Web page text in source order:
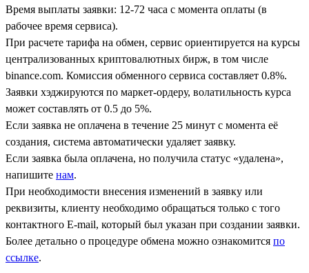
Время выплаты заявки: 12-72 часа с момента оплаты (в
рабочее время сервиса).
При расчете тарифа на обмен, сервис ориентируется на курсы
централизованных криптовалютных бирж, в том числе
binance.com. Комиссия обменного сервиса составляет 0.8%.
Заявки хэджируются по маркет-ордеру, волатильность курса
может составлять от 0.5 до 5%.
Если заявка не оплачена в течение 25 минут с момента её
создания, система автоматически удаляет заявку.
Если заявка была оплачена, но получила статус «удалена»,
напишите нам.
При необходимости внесения изменений в заявку или
реквизиты, клиенту необходимо обращаться только с того
контактного Е-mail, который был указан при создании заявки.
Более детально о процедуре обмена можно ознакомится по
ссылке.